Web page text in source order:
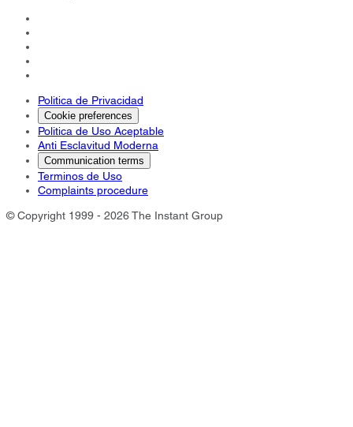
Politica de Privacidad
Cookie preferences
Politica de Uso Aceptable
Anti Esclavitud Moderna
Communication terms
Terminos de Uso
Complaints procedure
© Copyright 1999 - 2026 The Instant Group